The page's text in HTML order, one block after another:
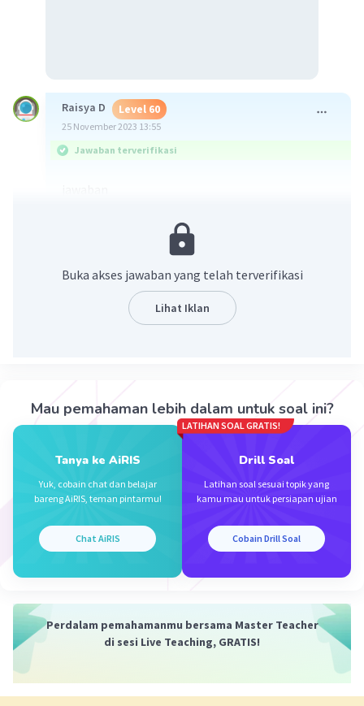
Raisya D Level 60
25 November 2023 13:55
Jawaban terverifikasi
Buka akses jawaban yang telah terverifikasi
Lihat Iklan
Mau pemahaman lebih dalam untuk soal ini?
Tanya ke AiRIS
Yuk, cobain chat dan belajar
bareng AiRIS, teman pintarmu!
Chat AiRIS
LATIHAN SOAL GRATIS!
Drill Soal
Latihan soal sesuai topik yang
kamu mau untuk persiapan ujian
Cobain Drill Soal
Perdalam pemahamanmu bersama Master Teacher
di sesi Live Teaching, GRATIS!